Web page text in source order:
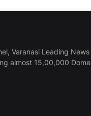
Varanasi Leading
almost 15,00,000